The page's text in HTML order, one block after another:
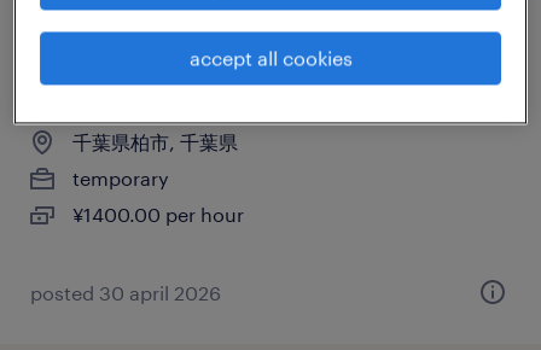
介護・福祉の清掃、営業・販売・接客、そ
の他（その他）
千葉県柏市, 千葉県
temporary
¥1400.00 per hour
posted 30 april 2026
accept all cookies